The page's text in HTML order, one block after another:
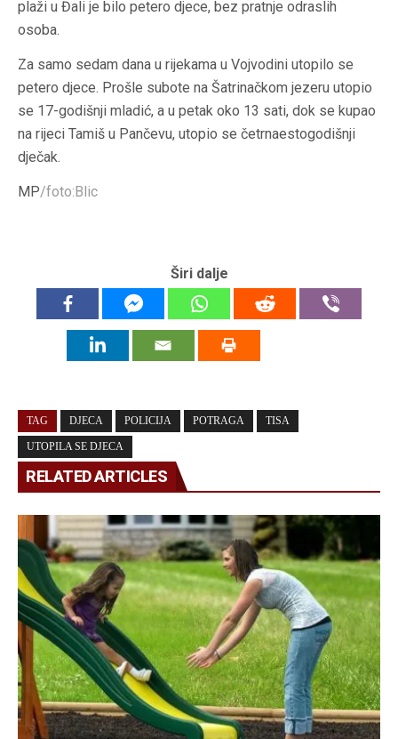
plaži u Đali je bilo petero djece, bez pratnje odraslih
osoba.
Za samo sedam dana u rijekama u Vojvodini utopilo se
petero djece. Prošle subote na Šatrinačkom jezeru utopio
se 17-godišnji mladić, a u petak oko 13 sati, dok se kupao
na rijeci Tamiš u Pančevu, utopio se četrnaestogodišnji
dječak.
MP/foto:Blic
Širi dalje
TAG DJECA POLICIJA POTRAGA TISA
UTOPILA SE DJECA
RELATED ARTICLES